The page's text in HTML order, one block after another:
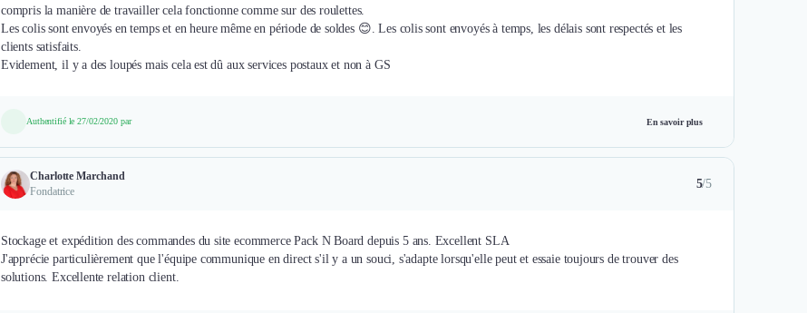
compris la manière de travailler cela fonctionne comme sur des roulettes.
Les colis sont envoyés en temps et en heure même en période de soldes 😊. Les colis sont envoyés à temps, les délais sont respectés et les
clients satisfaits.
Evidement, il y a des loupés mais cela est dû aux services postaux et non à GS
Authentifié le 27/02/2020 par En savoir plus
Charlotte Marchand
Fondatrice
5/5
Stockage et expédition des commandes du site ecommerce Pack N Board depuis 5 ans. Excellent SLA
J'apprécie particulièrement que l'équipe communique en direct s'il y a un souci, s'adapte lorsqu'elle peut et essaie toujours de trouver des
solutions. Excellente relation client.